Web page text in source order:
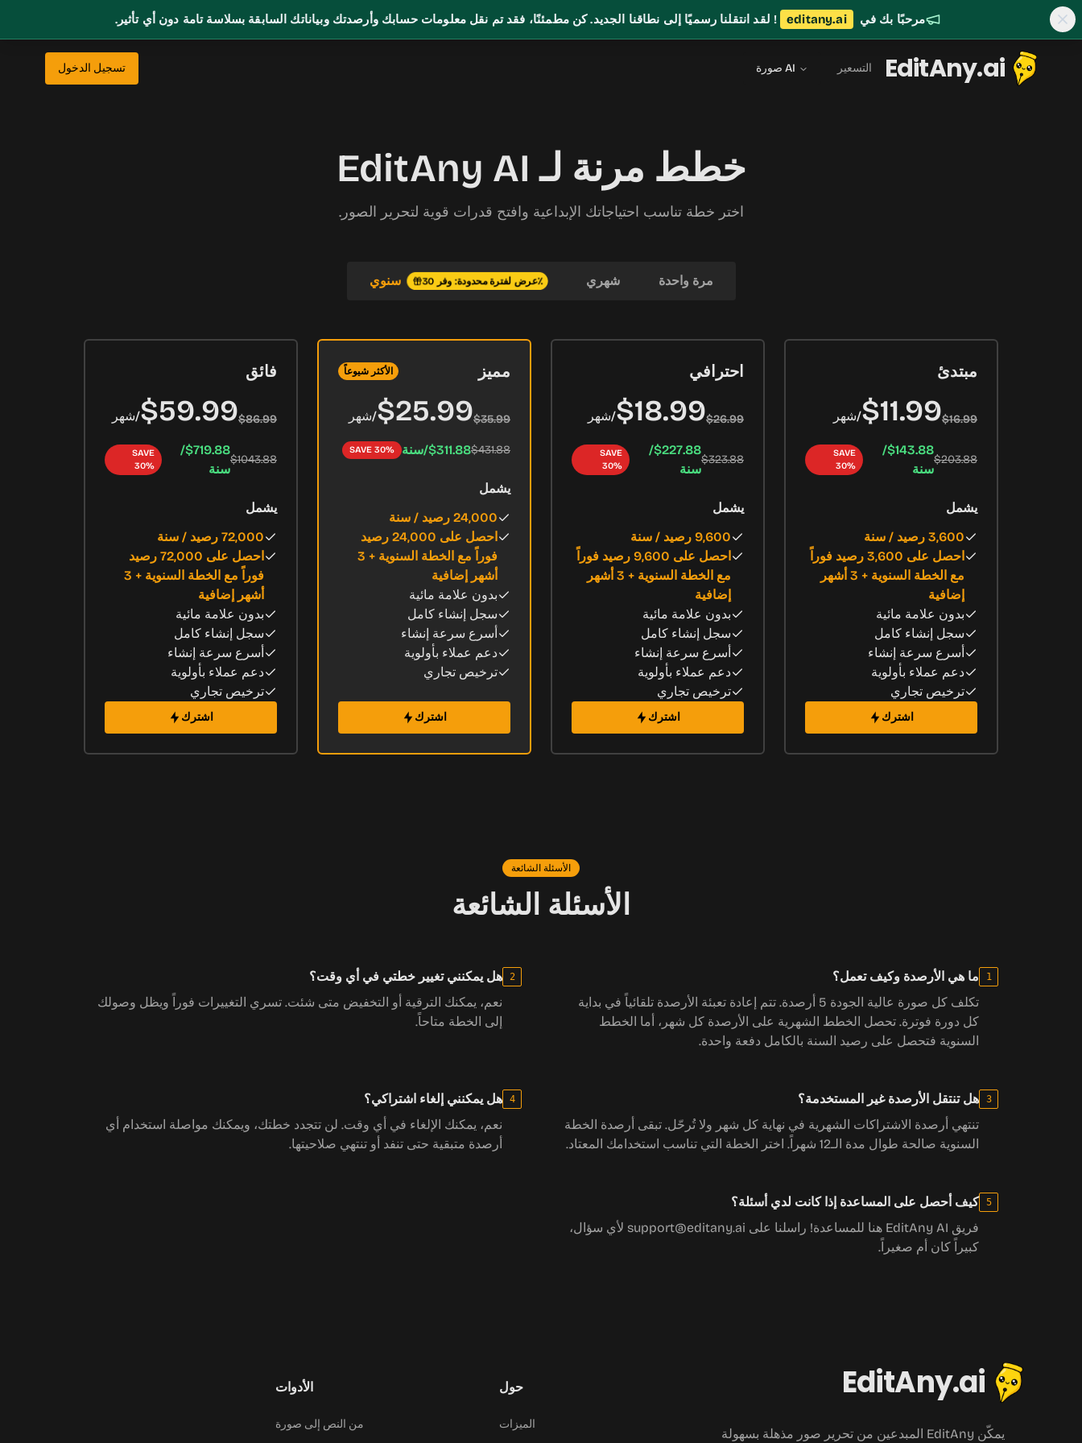
مرحبًا بك في editany.ai ! لقد انتقلنا رسميًا إلى نطاقنا الجديد. كن مطمئنًا، فقد تم نقل معلومات حسابك وأرصدتك وبياناتك السابقة بسلاسة تامة دون أي تأثير.
EditAny.ai صورة AI التسعير تسجيل الدخول
خطط مرنة لـ EditAny AI
اختر خطة تناسب احتياجاتك الإبداعية وافتح قدرات قوية لتحرير الصور.
سنوي عرض لفترة محدودة: وفر 30٪ شهري مرة واحدة
مبتدئ
$16.99
$11.99
/شهر
$203.88
$143.88/
سنة
SAVE
30%
يشمل
3,600 رصيد / سنة
احصل على 3,600 رصيد فوراً
مع الخطة السنوية + 3 أشهر
إضافية
بدون علامة مائية
سجل إنشاء كامل
أسرع سرعة إنشاء
دعم عملاء بأولوية
ترخيص تجاري
اشترك
احترافي
$26.99
$18.99
/شهر
$323.88
$227.88/
سنة
SAVE
30%
يشمل
9,600 رصيد / سنة
احصل على 9,600 رصيد فوراً
مع الخطة السنوية + 3 أشهر
إضافية
بدون علامة مائية
سجل إنشاء كامل
أسرع سرعة إنشاء
دعم عملاء بأولوية
ترخيص تجاري
اشترك
مميز الأكثر شيوعاً
$35.99
$25.99
/شهر
$431.88$311.88/سنة SAVE 30%
يشمل
24,000 رصيد / سنة
احصل على 24,000 رصيد
فوراً مع الخطة السنوية + 3
أشهر إضافية
بدون علامة مائية
سجل إنشاء كامل
أسرع سرعة إنشاء
دعم عملاء بأولوية
ترخيص تجاري
اشترك
فائق
$86.99
$59.99
/شهر
$1043.88
$719.88/
سنة
SAVE
30%
يشمل
72,000 رصيد / سنة
احصل على 72,000 رصيد
فوراً مع الخطة السنوية + 3
أشهر إضافية
بدون علامة مائية
سجل إنشاء كامل
أسرع سرعة إنشاء
دعم عملاء بأولوية
ترخيص تجاري
اشترك
الأسئلة الشائعة
الأسئلة الشائعة
1
ما هي الأرصدة وكيف تعمل؟
تكلف كل صورة عالية الجودة 5 أرصدة. تتم إعادة تعبئة الأرصدة تلقائياً في بداية
كل دورة فوترة. تحصل الخطط الشهرية على الأرصدة كل شهر، أما الخطط
السنوية فتحصل على رصيد السنة بالكامل دفعة واحدة.
2
هل يمكنني تغيير خطتي في أي وقت؟
نعم، يمكنك الترقية أو التخفيض متى شئت. تسري التغييرات فوراً ويظل وصولك
إلى الخطة متاحاً.
3
هل تنتقل الأرصدة غير المستخدمة؟
تنتهي أرصدة الاشتراكات الشهرية في نهاية كل شهر ولا تُرحّل. تبقى أرصدة الخطة
السنوية صالحة طوال مدة الـ12 شهراً. اختر الخطة التي تناسب استخدامك المعتاد.
4
هل يمكنني إلغاء اشتراكي؟
نعم، يمكنك الإلغاء في أي وقت. لن تتجدد خطتك، ويمكنك مواصلة استخدام أي
أرصدة متبقية حتى تنفد أو تنتهي صلاحيتها.
5
كيف أحصل على المساعدة إذا كانت لدي أسئلة؟
فريق EditAny AI هنا للمساعدة! راسلنا على support@editany.ai لأي سؤال،
كبيراً كان أم صغيراً.
EditAny.ai
يمكّن EditAny المبدعين من تحرير صور مذهلة بسهولة
حول
الميزات
الأدوات
من النص إلى صورة